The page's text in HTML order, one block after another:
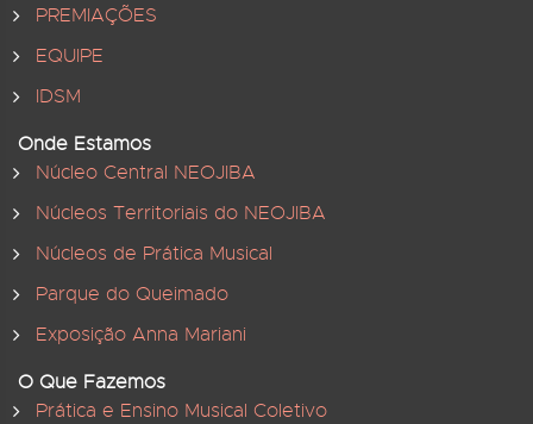
PREMIAÇÕES
EQUIPE
IDSM
Onde Estamos
Núcleo Central NEOJIBA
Núcleos Territoriais do NEOJIBA
Núcleos de Prática Musical
Parque do Queimado
Exposição Anna Mariani
O Que Fazemos
Prática e Ensino Musical Coletivo